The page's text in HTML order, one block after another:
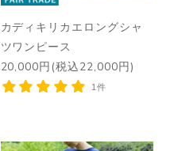
カディキリカエロングシャ
ツワンピース
20,000円(税込22,000円)
1件